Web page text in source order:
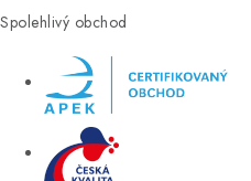
Spolehlivý obchod
Moje objednávka